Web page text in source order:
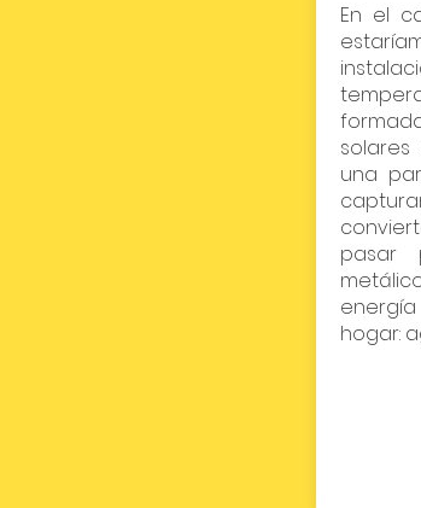
En el
una
pasar
hogar: